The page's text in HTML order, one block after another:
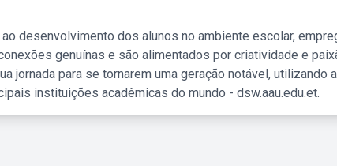
desenvolvimento dos alunos no ambiente escolar,
genuínas e são alimentados por criatividade e
jornada para se tornarem uma geração notável, utilizando
instituições acadêmicas do mundo - dsw.aau.edu.et.